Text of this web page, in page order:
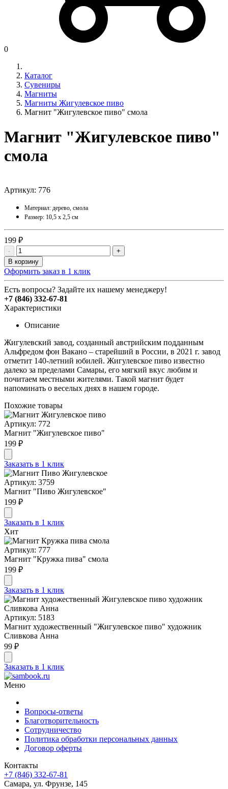
0
Каталог
Сувениры
Магниты
Магниты Жигулевское пиво
Магнит "Жигулевское пиво" смола
Магнит "Жигулевское пиво"
смола
Артикул: 776
Материал: дерево, смола
Размер: 10,5 х 2,5 см
199 ₽
-
+
В корзину
Оформить заказ в 1 клик
Есть вопросы? Задайте их нашему менеджеру!
+7 (846) 332-67-81
Характеристики
Описание
Жигулевский завод, созданный австрийским подданным
Альфредом фон Вакано – старейший в России, в 2021 г. завод
отметит 140-летний юбилей. Жигулевское пиво известно
далеко за пределами Самары, его мягкий вкус любим и
почитаем местными жителями. Такой магнит будет
напоминать о веселых днях в нашем городе.
Похожие товары
Артикул: 772
Магнит "Жигулевское пиво"
199 ₽
Заказать в 1 клик
Артикул: 3759
Магнит "Пиво Жигулевское"
199 ₽
Заказать в 1 клик
Хит
Артикул: 777
Магнит "Кружка пива" смола
199 ₽
Заказать в 1 клик
Артикул: 5183
Магнит художественный "Жигулевское пиво" художник
Сливкова Анна
99 ₽
Заказать в 1 клик
Меню
Вопросы-ответы
Благотворительность
Сотрудничество
Политика обработки персональных данных
Договор оферты
Контакты
+7 (846) 332-67-81
Самара, ул. Фрунзе, 145